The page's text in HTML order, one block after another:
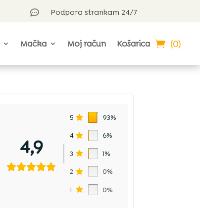
 Podpora strankam 24/7
Mačka Moj račun Košarica (0)
4,9
5 93%
4 6%
3 1%
2 0%
1 0%